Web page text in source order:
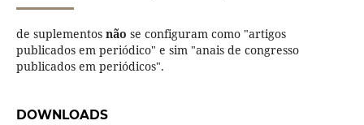
de suplementos não se configuram como "artigos
publicados em periódico" e sim "anais de congresso
publicados em periódicos".
DOWNLOADS